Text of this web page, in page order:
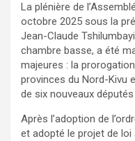
La plénière de
octobre 2025 sous la
Jean-Claude
chambre basse, a été
majeures : la
provinces du Nord-Kivu
de six nouveaux
Après l’adoption de
et adopté le projet de